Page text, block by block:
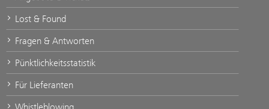
Lost & Found
Fragen & Antworten
Pünktlichkeitsstatistik
Für Lieferanten